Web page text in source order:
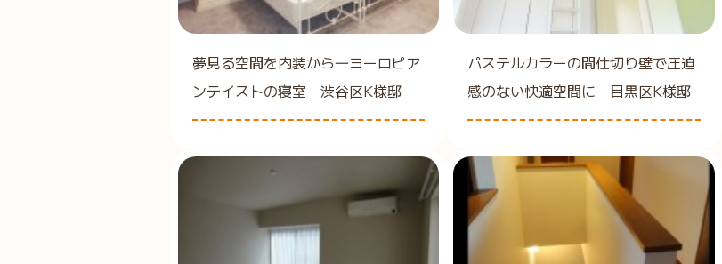
夢見る空間を内装から―ヨーロピア
ンテイストの寝室 渋谷区K様邸
パステルカラーの間仕切り壁で圧迫
感のない快適空間に 目黒区K様邸